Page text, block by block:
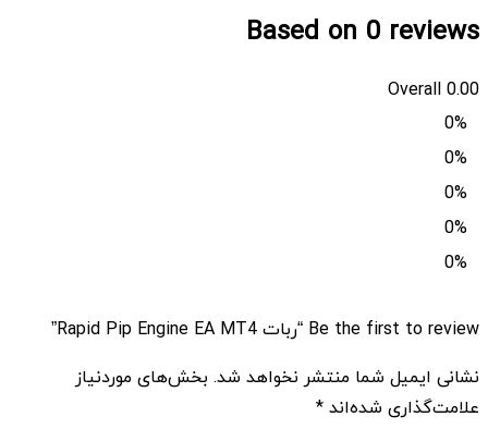
Based on 0 reviews
0.00
Overall
0%
0%
0%
0%
0%
Be the first to review “ربات Rapid Pip Engine EA MT4”
نشانی ایمیل شما منتشر نخواهد شد. بخش‌های موردنیاز
علامت‌گذاری شده‌اند*